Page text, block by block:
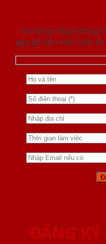
Vui lòng nhập thông
gặp gỡ làm việc hoăc
ĐĂNG